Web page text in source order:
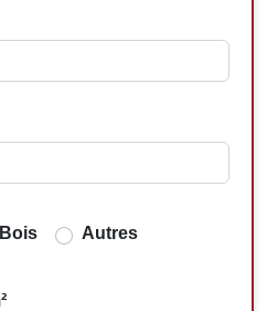
Bois Autres